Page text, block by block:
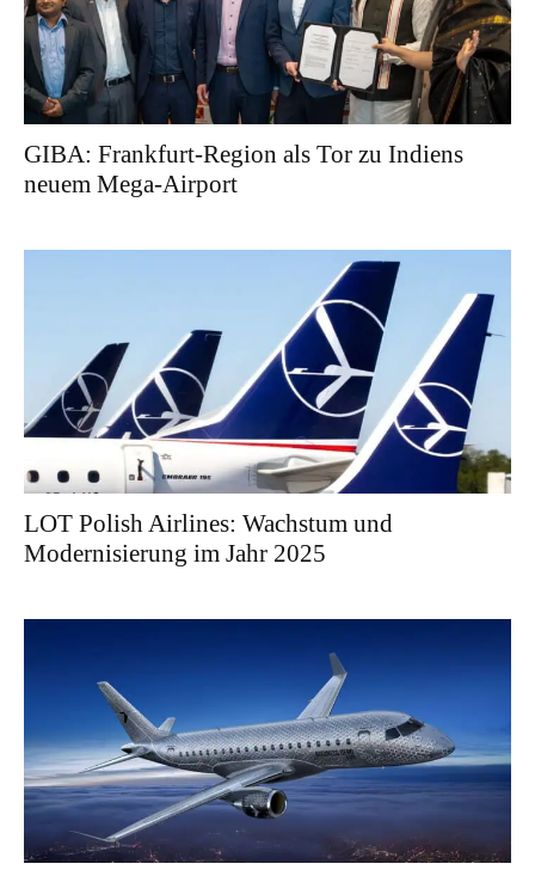
GIBA: Frankfurt-Region als Tor zu Indiens
neuem Mega-Airport
LOT Polish Airlines: Wachstum und
Modernisierung im Jahr 2025